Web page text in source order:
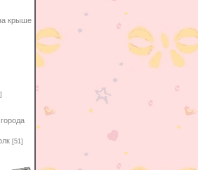
крыше
[51]